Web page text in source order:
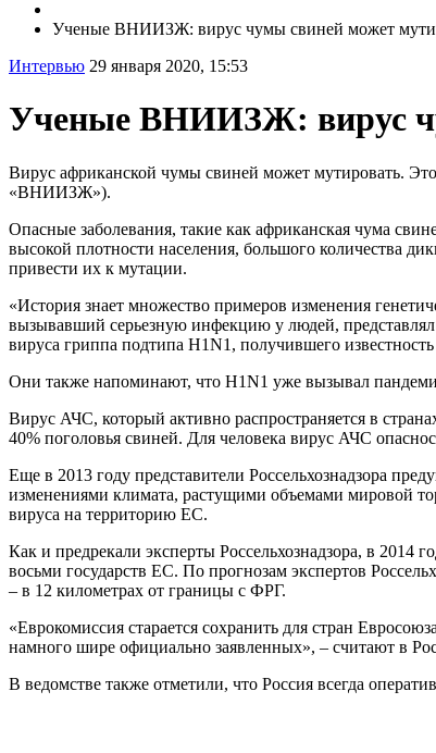
Ученые ВНИИЗЖ: вирус чумы свиней может
Интервью 29 января 2020, 15:53
Ученые ВНИИЗЖ: вирус
Вирус африканской чумы свиней может мутировать.
«ВНИИЗЖ»).
Опасные заболевания, такие как африканская чума
высокой плотности населения, большого количества
привести их к мутации.
«История знает множество примеров изменения
вызывавший серьезную инфекцию у людей,
вируса гриппа подтипа H1N1, получившего
Они также напоминают, что H1N1 уже вызывал
Вирус АЧС, который активно распространяется в
40% поголовья свиней. Для человека вирус АЧС
Еще в 2013 году представители Россельхознадзора
изменениями климата, растущими объемами мировой
вируса на территорию ЕС.
Как и предрекали эксперты Россельхознадзора, в
восьми государств ЕС. По прогнозам экспертов
– в 12 километрах от границы с ФРГ.
«Еврокомиссия старается сохранить для стран
намного шире официально заявленных», – считают в
В ведомстве также отметили, что Россия всегда